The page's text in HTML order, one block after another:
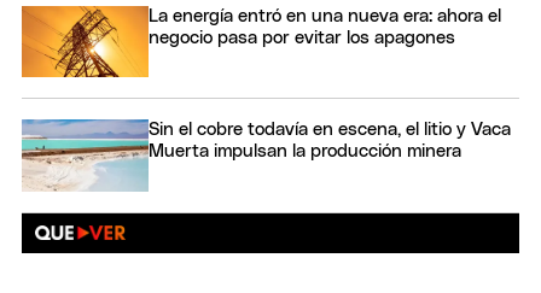
La energía entró en una nueva era: ahora el
negocio pasa por evitar los apagones
Sin el cobre todavía en escena, el litio y Vaca
Muerta impulsan la producción minera